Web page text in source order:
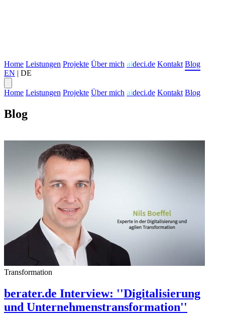
Home Leistungen Projekte Über mich aideci.de Kontakt Blog
EN | DE
Home Leistungen Projekte Über mich aideci.de Kontakt Blog
Blog
Transformation
berater.de Interview: ''Digitalisierung
und Unternehmenstransformation''